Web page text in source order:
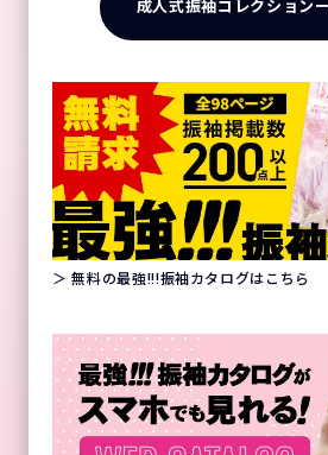
成人式振袖コレクション
＞ 無料の最強!!!振袖カタログはこちら